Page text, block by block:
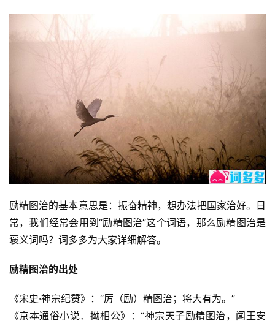
励精图治的基本意思是：振奋精神，想办法把国家治好。日
常，我们经常会用到“励精图治”这个词语，那么励精图治是
褒义词吗？词多多为大家详细解答。
励精图治的出处
《宋史·神宗纪赞》：“厉（励）精图治；将大有为。”
《京本通俗小说．拗相公》：“神宗天子励精图治，闻王安